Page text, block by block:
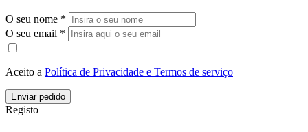
O seu nome *
O seu email *
Aceito a Política de Privacidade e Termos de serviço
Enviar pedido
Registo